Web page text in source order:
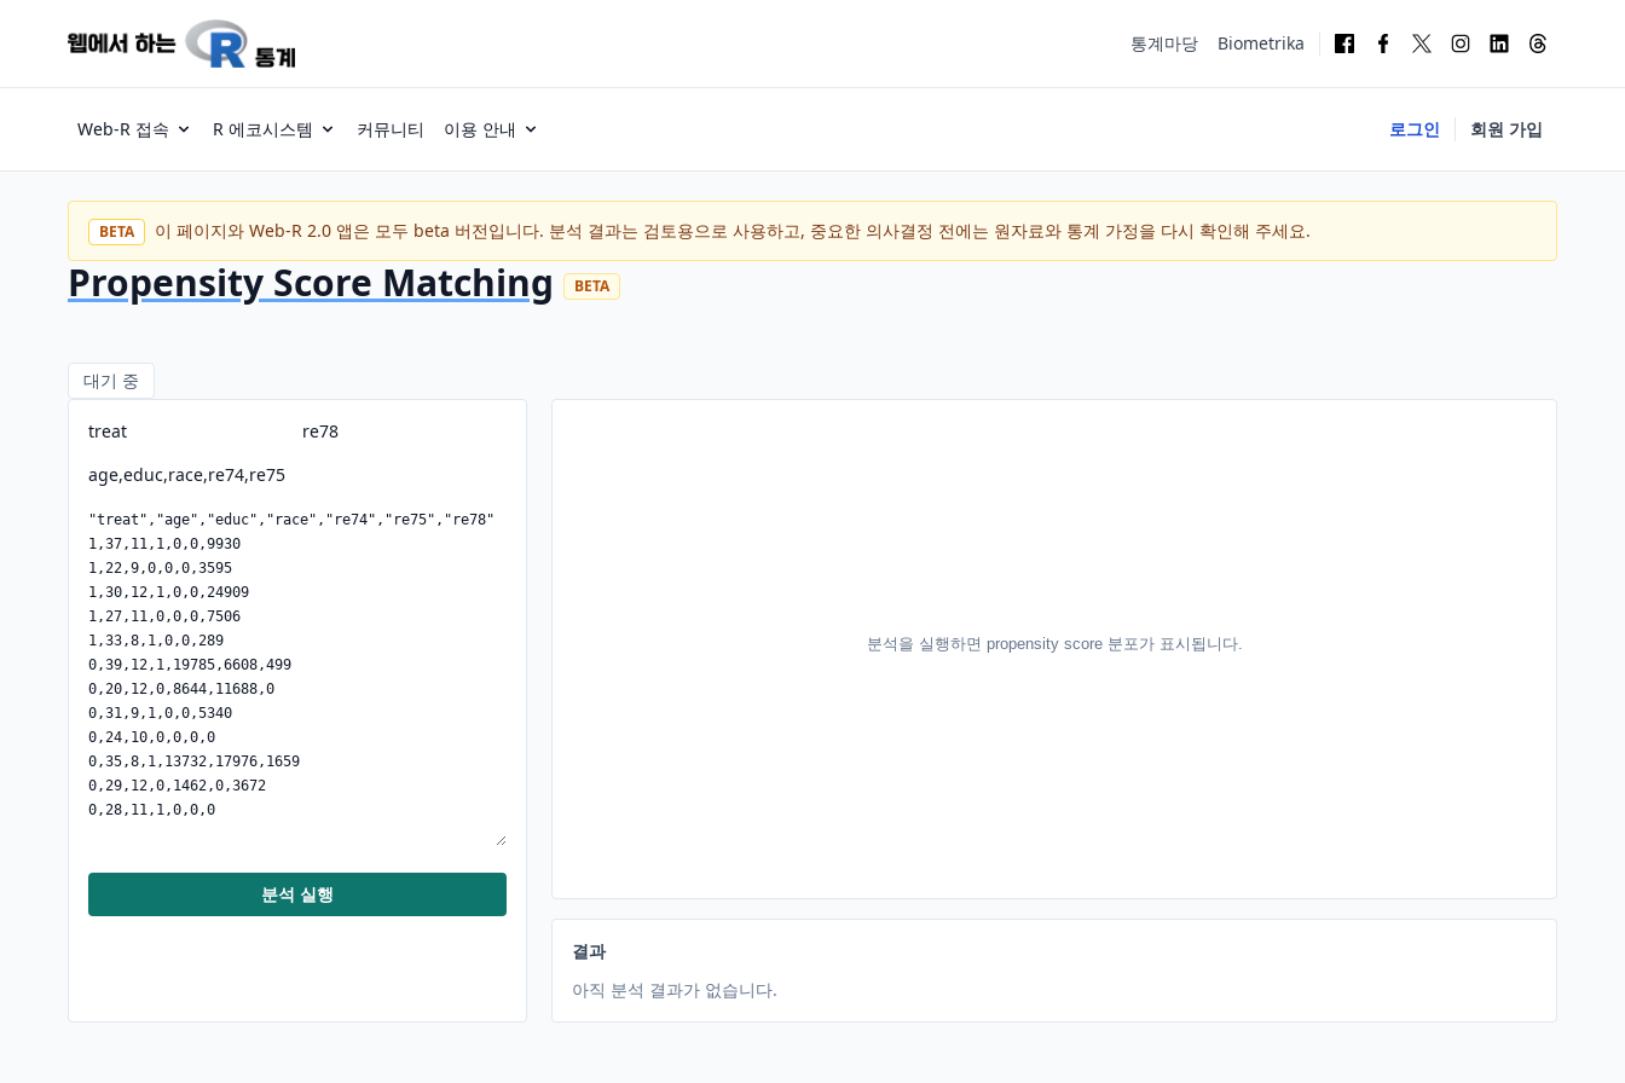
통계마당 Biometrika
Web-R 접속 R 에코시스템 커뮤니티 이용 안내 로그인 회원 가입
BETA 이 페이지와 Web-R 2.0 앱은 모두 beta 버전입니다. 분석 결과는 검토용으로 사용하고, 중요한 의사결정 전에는 원자료와 통계 가정을 다시 확인해 주세요.
Propensity Score Matching BETA
대기 중
분석 실행
결과
아직 분석 결과가 없습니다.